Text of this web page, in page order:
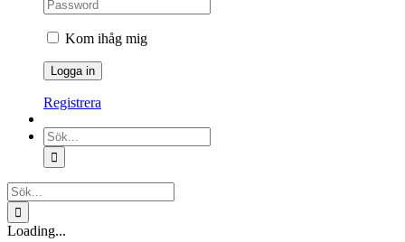
Kom ihåg mig
Registrera
Sök
efter:
Sök
efter:
Loading...